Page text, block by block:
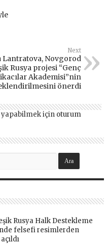
Next
Lantratova, Novgorod
Rusya projesi “Genç
Akademisi”nin
önerdi
yapabilmek için oturum
Rusya Halk Destekleme
felsefi resimlerden